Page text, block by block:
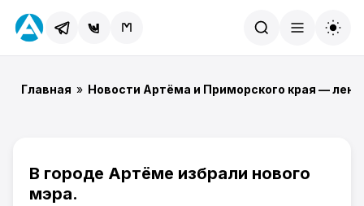
Главная » Новости Артёма и Приморского края —
В городе Артёме избрали нового
мэра.